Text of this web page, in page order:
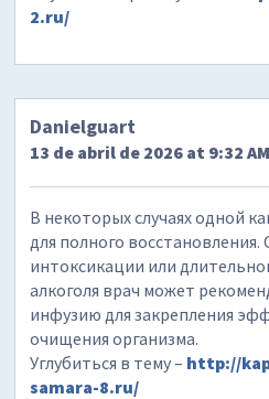
2.ru/
Danielguart
13 de abril de 2026 at 9:32 AM
В некоторых случаях одной
для полного
интоксикации или
алкоголя врач может
инфузию для закрепления
очищения организма.
Углубиться в тему – http://
samara-8.ru/